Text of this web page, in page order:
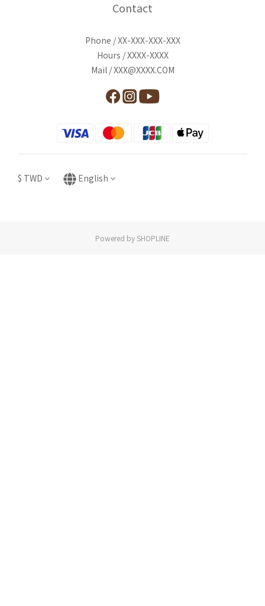
Contact
Phone / XX-XXX-XXX-XXX
Hours / XXXX-XXXX
Mail / XXX@XXXX.COM
$ TWD English
Powered by SHOPLINE